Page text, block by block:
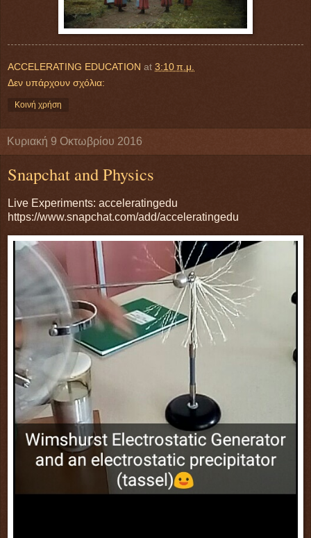
ACCELERATING EDUCATION at 3:10 π.μ.
Δεν υπάρχουν σχόλια:
Κοινή χρήση
Κυριακή 9 Οκτωβρίου 2016
Snapchat and Physics
Live Experiments: acceleratingedu
https://www.snapchat.com/add/acceleratingedu